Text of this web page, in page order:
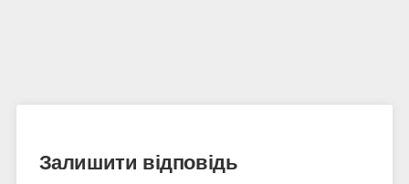
Залишити відповідь